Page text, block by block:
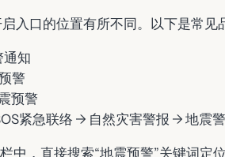
入口的位置有所不同。以下是常见
通知
警
预警
紧急联络 → 自然灾害警报 → 地震
中，直接搜索“地震预警”关键词定位